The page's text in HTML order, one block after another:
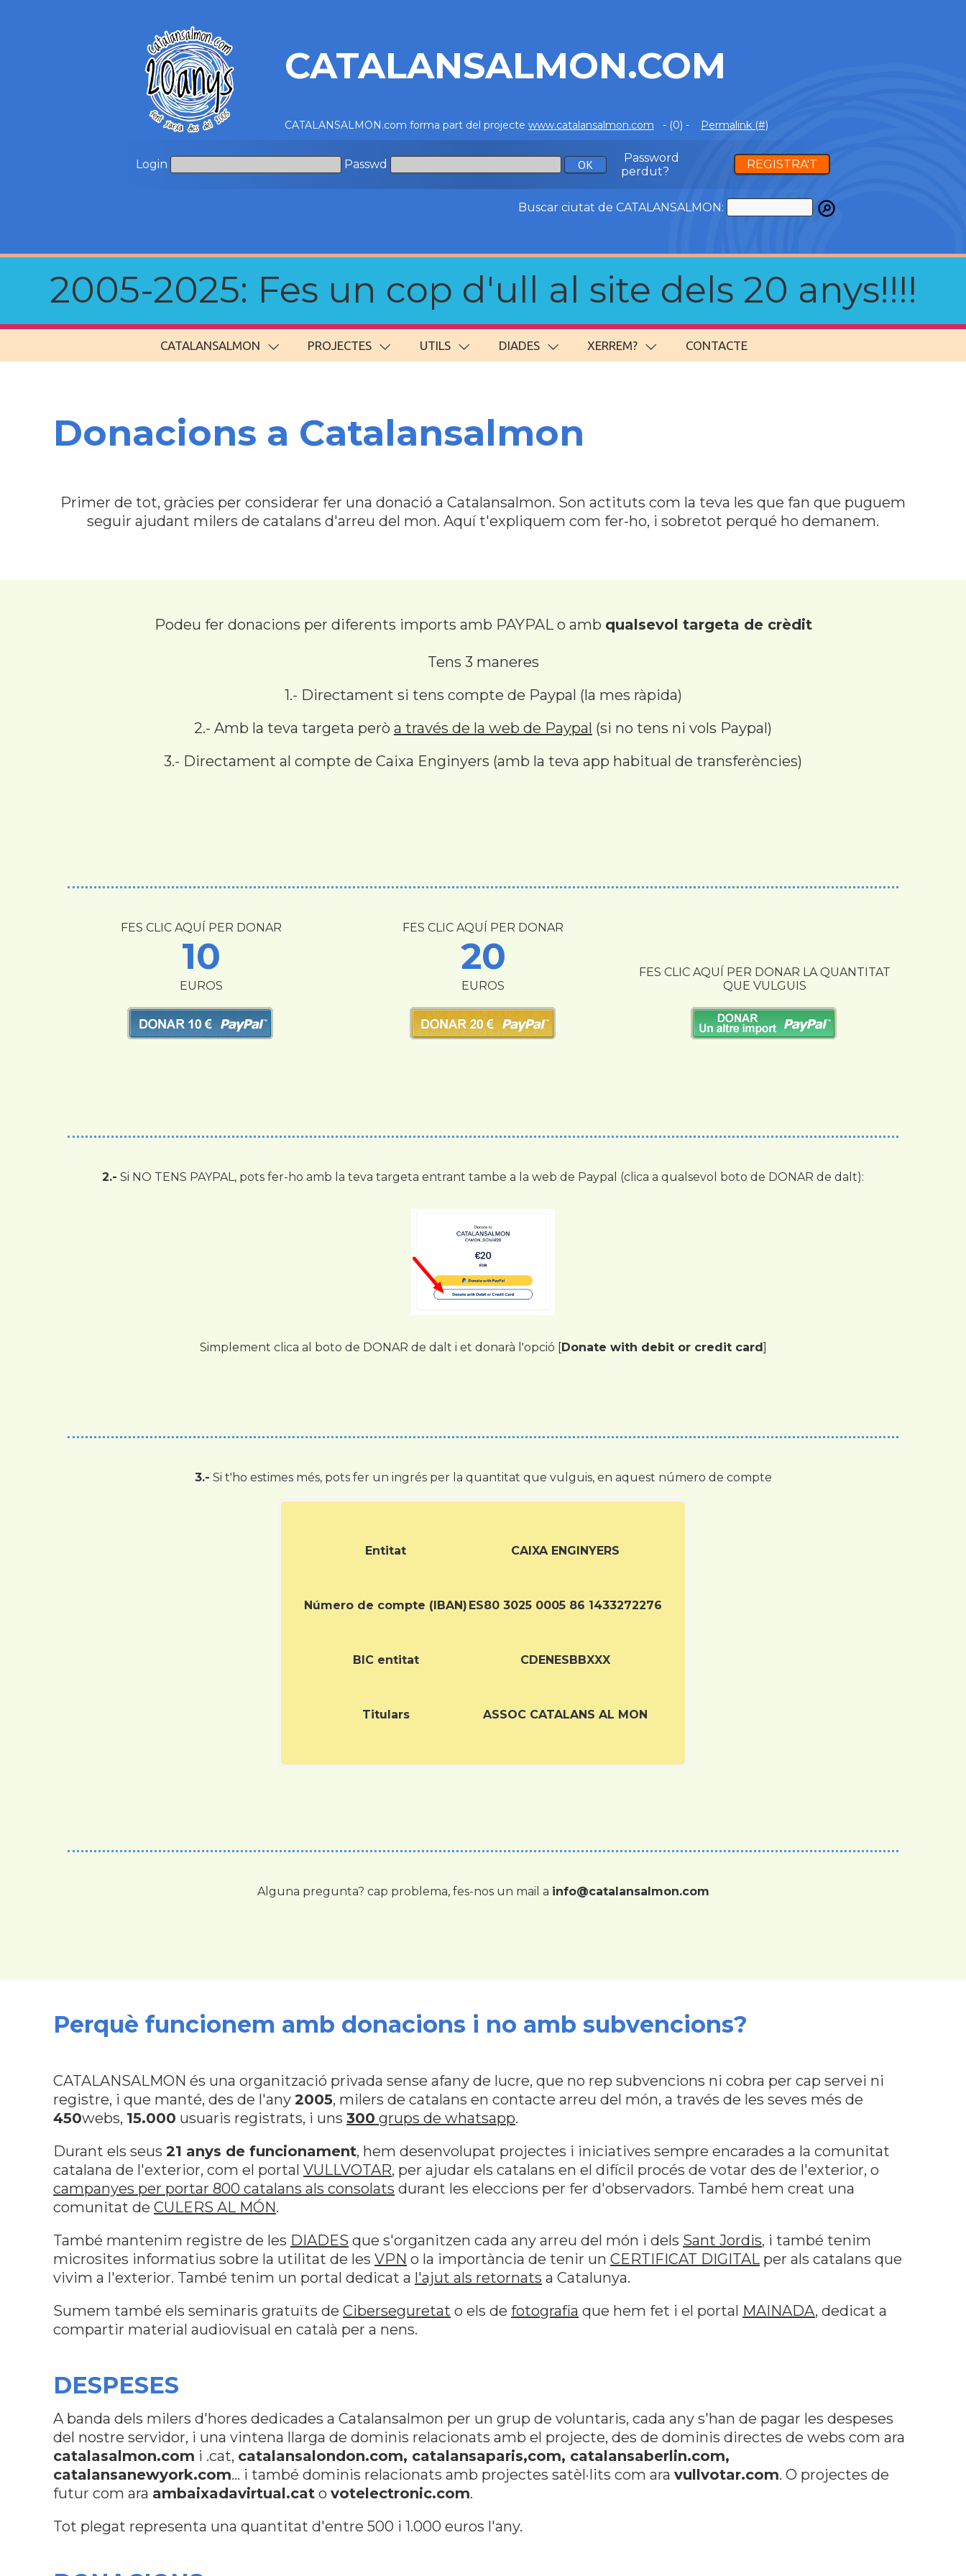
CATALANSALMON.COM
CATALANSALMON.com forma part del projecte www.catalansalmon.com - (0) - Permalink (#)
Login Passwd
Password
perdut?
REGISTRA'T
Buscar ciutat de CATALANSALMON:
2005-2025: Fes un cop d'ull al site dels 20 anys!!!!
CATALANSALMON PROJECTES UTILS DIADES XERREM? CONTACTE
Donacions a Catalansalmon
Primer de tot, gràcies per considerar fer una donació a Catalansalmon. Son actituts com la teva les que fan que puguem
seguir ajudant milers de catalans d'arreu del mon. Aquí t'expliquem com fer-ho, i sobretot perqué ho demanem.
Podeu fer donacions per diferents imports amb PAYPAL o amb qualsevol targeta de crèdit
Tens 3 maneres
1.- Directament si tens compte de Paypal (la mes ràpida)
2.- Amb la teva targeta però a través de la web de Paypal (si no tens ni vols Paypal)
3.- Directament al compte de Caixa Enginyers (amb la teva app habitual de transferències)
FES CLIC AQUÍ PER DONAR
10
EUROS
FES CLIC AQUÍ PER DONAR
20
EUROS
FES CLIC AQUÍ PER DONAR LA QUANTITAT
QUE VULGUIS
2.- Si NO TENS PAYPAL, pots fer-ho amb la teva targeta entrant tambe a la web de Paypal (clica a qualsevol boto de DONAR de dalt):
Simplement clica al boto de DONAR de dalt i et donarà l'opció [ Donate with debit or credit card
3.- Si t'ho estimes més, pots fer un ingrés per la quantitat que vulguis, en aquest número de compte
Entitat CAIXA ENGINYERS
Número de compte (IBAN) ES80 3025 0005 86 1433272276
BIC entitat CDENESBBXXX
Titulars ASSOC CATALANS AL MON
Alguna pregunta? cap problema, fes-nos un mail a info@catalansalmon.com
Perquè funcionem amb donacions i no amb subvencions?
CATALANSALMON és una organització privada sense afany de lucre, que no rep subvencions ni cobra per cap servei ni
registre, i que manté, des de l'any 2005, milers de catalans en contacte arreu del món, a través de les seves més de
450webs, 15.000 usuaris registrats, i uns 300 grups de whatsapp.
Durant els seus 21 anys de funcionament, hem desenvolupat projectes i iniciatives sempre encarades a la comunitat
catalana de l'exterior, com el portal VULLVOTAR, per ajudar els catalans en el difícil procés de votar des de l'exterior, o
campanyes per portar 800 catalans als consolats durant les eleccions per fer d'observadors. També hem creat una
comunitat de CULERS AL MÓN.
També mantenim registre de les DIADES que s'organitzen cada any arreu del món i dels Sant Jordis, i també tenim
microsites informatius sobre la utilitat de les VPN o la importància de tenir un CERTIFICAT DIGITAL per als catalans que
vivim a l'exterior. També tenim un portal dedicat a l'ajut als retornats a Catalunya.
Sumem també els seminaris gratuïts de Ciberseguretat o els de fotografia que hem fet i el portal MAINADA, dedicat a
compartir material audiovisual en català per a nens.
DESPESES
A banda dels milers d'hores dedicades a Catalansalmon per un grup de voluntaris, cada any s'han de pagar les despeses
del nostre servidor, i una vintena llarga de dominis relacionats amb el projecte, des de dominis directes de webs com ara
catalasalmon.com i .cat, catalansalondon.com, catalansaparis,com, catalansaberlin.com,
catalansanewyork.com... i també dominis relacionats amb projectes satèl·lits com ara vullvotar.com. O projectes de
futur com ara ambaixadavirtual.cat o votelectronic.com.
Tot plegat representa una quantitat d'entre 500 i 1.000 euros l'any.